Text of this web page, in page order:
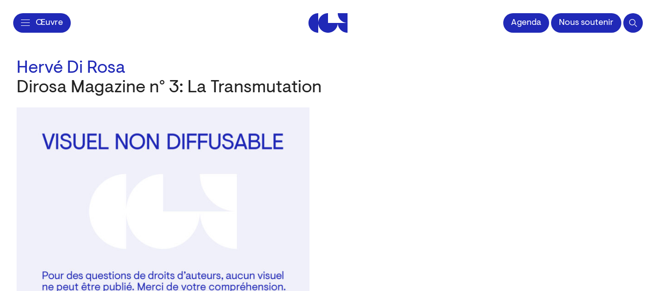
Œuvre Centre de la Gravure et de l'Image impriméeAgenda Nous soutenir
Hervé Di Rosa
Dirosa Magazine n° 3: La Transmutation